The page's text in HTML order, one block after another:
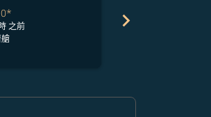
*
之前
chevron_right